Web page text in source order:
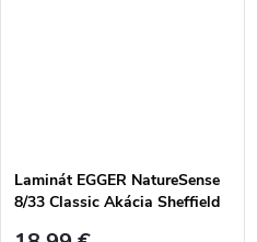
Laminát EGGER NatureSense
8/33 Classic Akácia Sheffield